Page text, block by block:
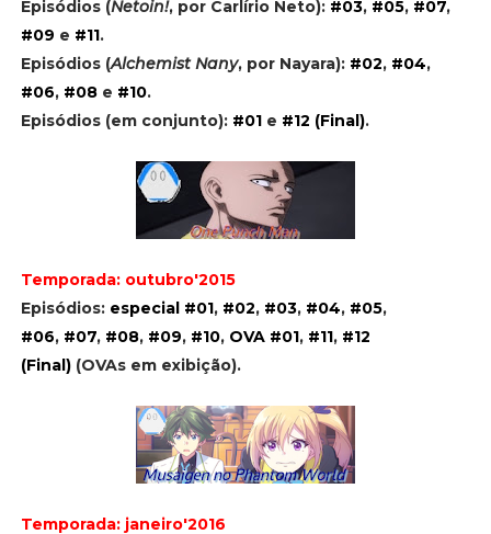
Episódios (Netoin!, por Carlírio Neto): #03, #05, #07,
#09 e #11.
Episódios (Alchemist Nany, por Nayara): #02, #04,
#06, #08e #10.
Episódios (em conjunto): #01e #12 (Final).
Temporada: outubro'2015
Episódios: especial #01, #02, #03, #04, #05,
#06, #07, #08, #09, #10, OVA #01, #11, #12
(Final)(OVAs em exibição).
Temporada: janeiro'2016